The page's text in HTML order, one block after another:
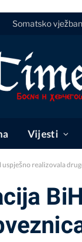
Somatsko
Vijesti
uspješno realizovala